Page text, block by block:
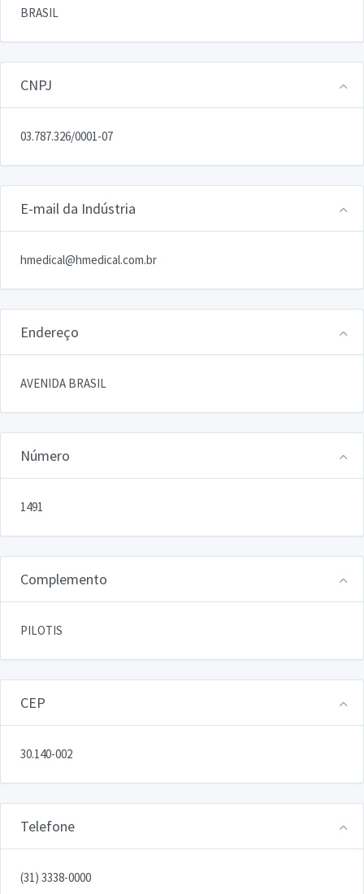
BRASIL
CNPJ
03.787.326/0001-07
E-mail da Indústria
hmedical@hmedical.com.br
Endereço
AVENIDA BRASIL
Número
1491
Complemento
PILOTIS
CEP
30.140-002
Telefone
(31) 3338-0000